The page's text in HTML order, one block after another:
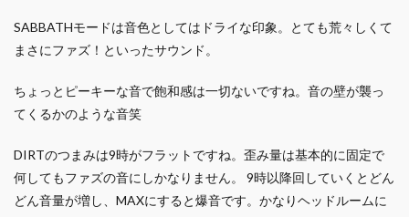
SABBATHモードは音色としてはドライな印象。とても荒々しくて
まさにファズ！といったサウンド。
ちょっとピーキーな音で飽和感は一切ないですね。音の壁が襲っ
てくるかのような音笑
DIRTのつまみは9時がフラットですね。歪み量は基本的に固定で
何してもファズの音にしかなりません。 9時以降回していくとどん
どん音量が増し、MAXにすると爆音です。かなりヘッドルームに